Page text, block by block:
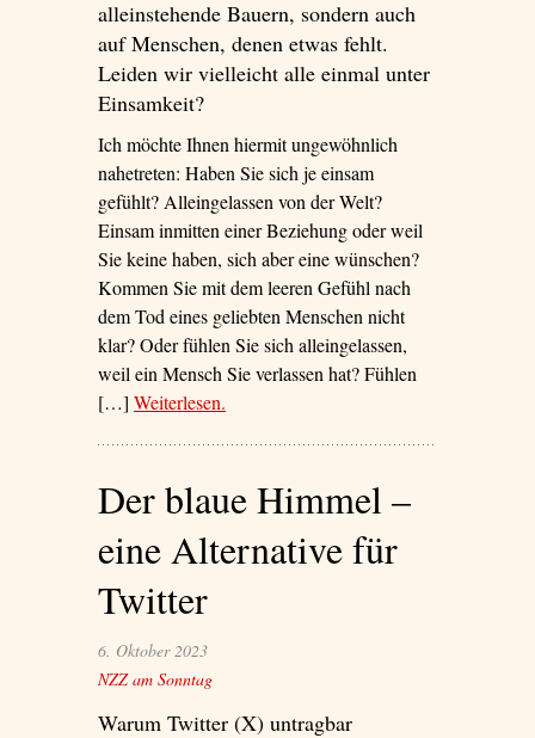
alleinstehende Bauern, sondern auch
auf Menschen, denen etwas fehlt.
Leiden wir vielleicht alle einmal unter
Einsamkeit?
Ich möchte Ihnen hiermit ungewöhnlich
nahetreten: Haben Sie sich je einsam
gefühlt? Alleingelassen von der Welt?
Einsam inmitten einer Beziehung oder weil
Sie keine haben, sich aber eine wünschen?
Kommen Sie mit dem leeren Gefühl nach
dem Tod eines geliebten Menschen nicht
klar? Oder fühlen Sie sich alleingelassen,
weil ein Mensch Sie verlassen hat? Fühlen
[…] Weiterlesen– ‘Warum die Einsamen aus aller Welt in
.
Der blaue Himmel –
eine Alternative für
Twitter
6. Oktober 2023
NZZ am Sonntag
Warum Twitter (X) untragbar